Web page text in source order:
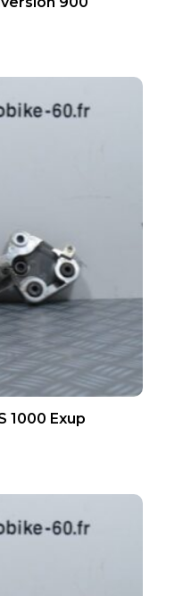
1000 Exup